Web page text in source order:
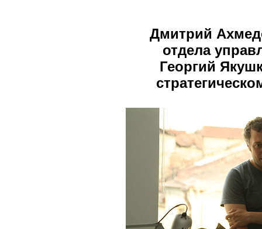
Дмитрий
отдела
Георгий